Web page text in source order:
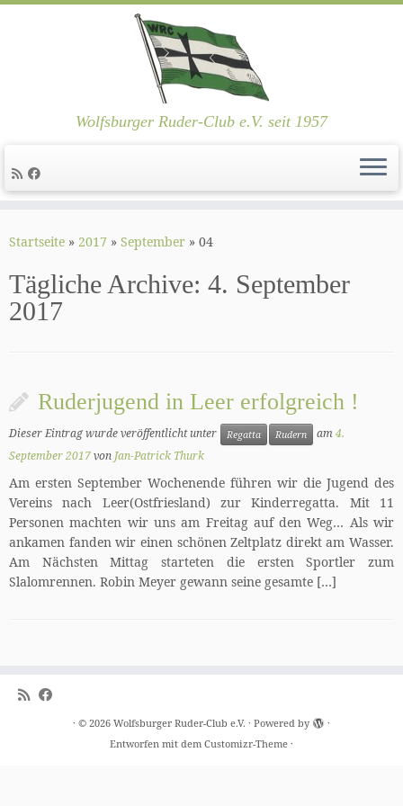
Inhalt
Wolfsburger Ruder-Club e.V. seit 1957
Startseite » 2017 » September » 04
Tägliche Archive: 4. September
2017
Ruderjugend in Leer erfolgreich !
Dieser Eintrag wurde veröffentlicht unter Regatta Rudern am4.
September 2017von Jan-Patrick Thurk
Am ersten September Wochenende führen wir die Jugend des
Vereins nach Leer(Ostfriesland) zur Kinderregatta. Mit 11
Personen machten wir uns am Freitag auf den Weg… Als wir
ankamen fanden wir einen schönen Zeltplatz direkt am Wasser.
Am Nächsten Mittag starteten die ersten Sportler zum
Slalomrennen. Robin Meyer gewann seine gesamte […]
· © 2026 Wolfsburger Ruder-Club e.V. · Powered by
·
Entworfen mit dem Customizr-Theme ·